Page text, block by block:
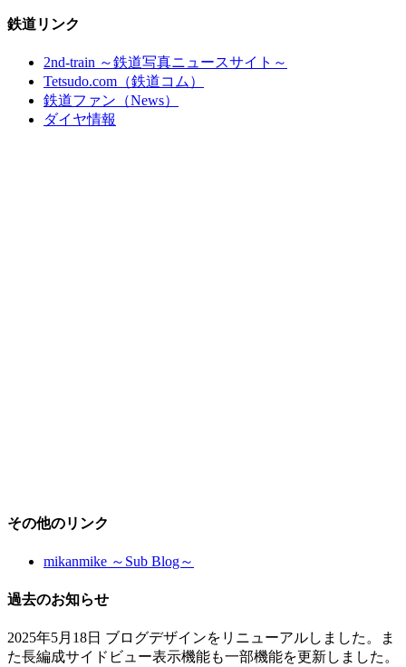
鉄道リンク
2nd-train ～鉄道写真ニュースサイト～
Tetsudo.com（鉄道コム）
鉄道ファン（News）
ダイヤ情報
その他のリンク
mikanmike ～Sub Blog～
過去のお知らせ
2025年5月18日 ブログデザインをリニューアルしました。ま
た長編成サイドビュー表示機能も一部機能を更新しました。